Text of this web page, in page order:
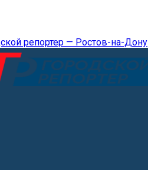
репортер — Ростов-на-Дону